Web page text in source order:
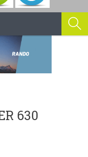
630